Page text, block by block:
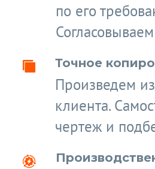
по его
Точное
Произведем
клиента.
чертеж и